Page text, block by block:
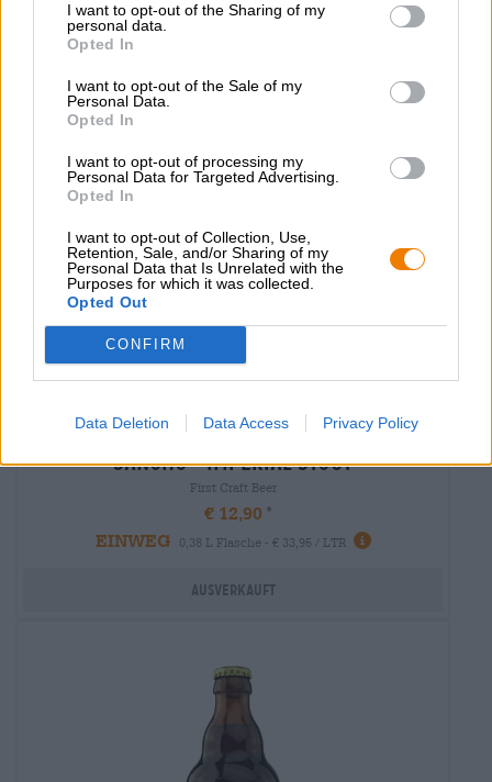
I want to opt-out of the Sharing of my
personal data.
Opted In
I want to opt-out of the Sale of my
Personal Data.
Opted In
I want to opt-out of processing my
Personal Data for Targeted Advertising.
Opted In
I want to opt-out of Collection, Use,
Retention, Sale, and/or Sharing of my
Personal Data that Is Unrelated with the
Purposes for which it was collected.
Opted Out
CONFIRM
Data Deletion Data Access Privacy Policy
MEHRWEG 0,33 L Flasche - € 8,18 / LTR
Untappd: 4,02
Porter & Stout|Holzfassgereifte Biere|Dunkles und
Schwarzbier|Frucht-, Kräuter-, und Gewürzbiere
sancho - imperial stout
First Craft Beer
€ 12,90
EINWEG
0,38 L Flasche - € 33,95 / LTR
Ausverkauft